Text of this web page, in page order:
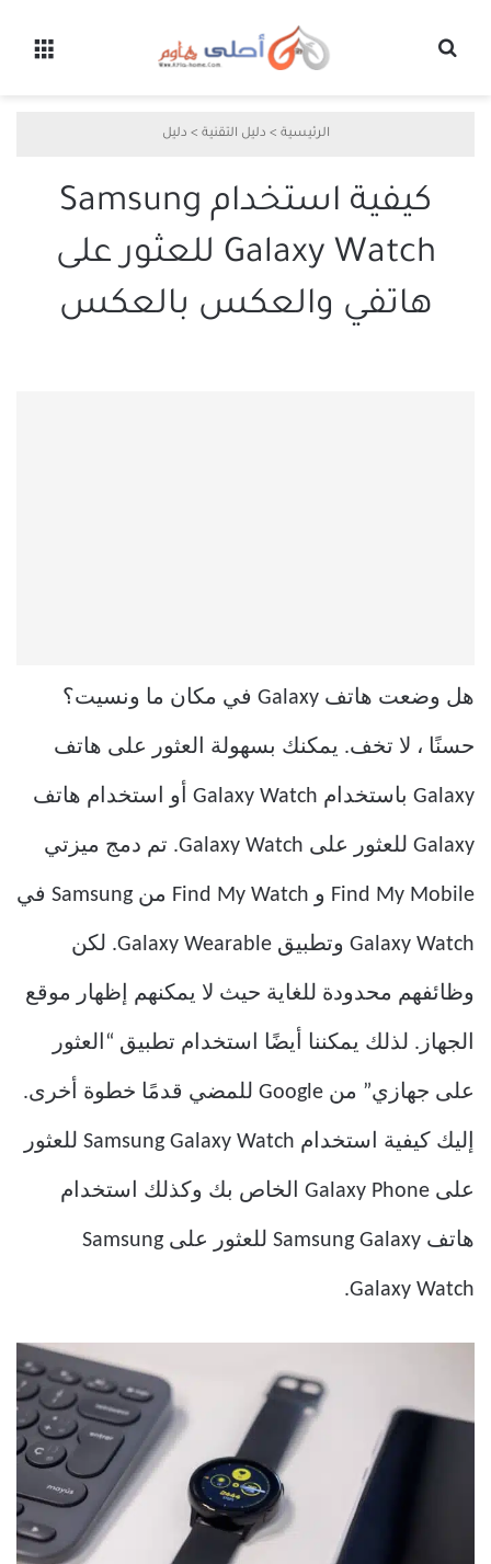
الرئيسية > دليل التقنية > دليل
كيفية استخدام Samsung
Galaxy Watch للعثور على
هاتفي والعكس بالعكس
هل وضعت هاتف Galaxy في مكان ما ونسيت؟
حسنًا ، لا تخف. يمكنك بسهولة العثور على هاتف
Galaxy باستخدام Galaxy Watch أو استخدام هاتف
Galaxy للعثور على Galaxy Watch. تم دمج ميزتي
Find My Mobile و Find My Watch من Samsung في
Galaxy Watch وتطبيق Galaxy Wearable. لكن
وظائفهم محدودة للغاية حيث لا يمكنهم إظهار موقع
الجهاز. لذلك يمكننا أيضًا استخدام تطبيق “العثور
على جهازي” من Google للمضي قدمًا خطوة أخرى.
إليك كيفية استخدام Samsung Galaxy Watch للعثور
على Galaxy Phone الخاص بك وكذلك استخدام
هاتف Samsung Galaxy للعثور على Samsung
Galaxy Watch.